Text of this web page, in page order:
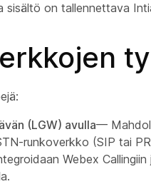
sisältö on tallennettava
(LGW) avulla—
runkoverkko (SIP tai
Webex